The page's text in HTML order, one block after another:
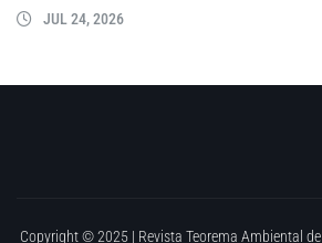
JUL 24, 2026
Copyright © 2025 | Revista Teorema Ambiental de